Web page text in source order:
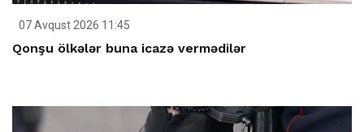
07 Avqust 2026 11:45
Qonşu ölkələr buna icazə vermədilər